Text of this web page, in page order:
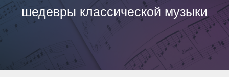
шедевры классической музыки